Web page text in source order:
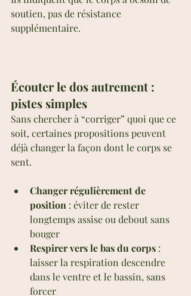
soutien, pas de résistance
supplémentaire.
Écouter le dos autrement :
pistes simples
Sans chercher à “corriger” quoi que ce
soit, certaines propositions peuvent
déjà changer la façon dont le corps se
sent.
Changer régulièrement de
position : éviter de rester
longtemps assise ou debout sans
bouger
Respirer vers le bas du corps :
laisser la respiration descendre
dans le ventre et le bassin, sans
forcer